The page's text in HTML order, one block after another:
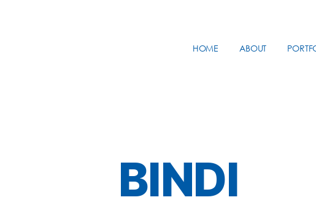
HOME ABOUT
BINDI